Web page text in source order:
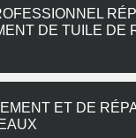
DE TUILE DE
ET DE